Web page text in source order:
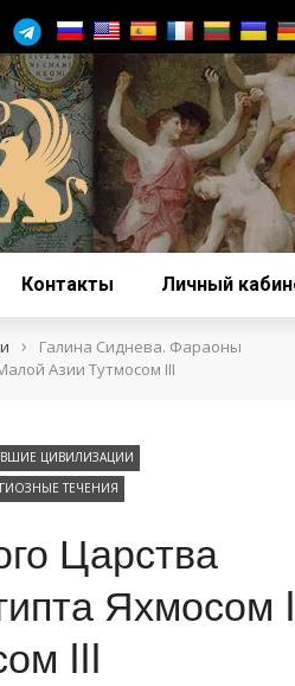
Контакты Личный
›
Галина Сиднева. Фараоны
Азии Тутмосом III
ЦИВИЛИЗАЦИИ
ТЕЧЕНИЯ
Царства
Яхмосом
III